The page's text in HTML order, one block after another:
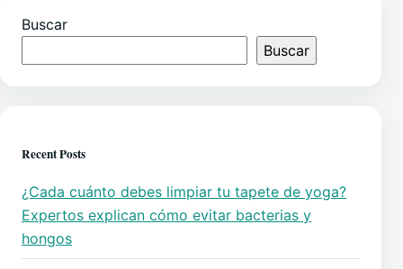
Buscar
Buscar
Recent Posts
¿Cada cuánto debes limpiar tu tapete de yoga?
Expertos explican cómo evitar bacterias y
hongos